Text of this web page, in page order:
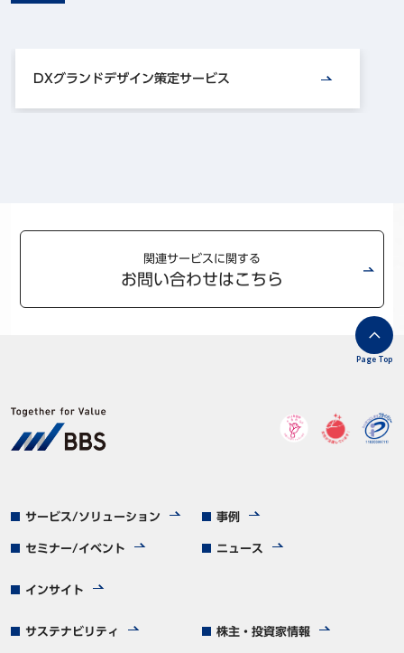
DXグランドデザイン策定サービス
関連サービスに関する
お問い合わせはこちら
サービス/ソリューション 事例
セミナー/イベント ニュース
インサイト
サステナビリティ 株主・投資家情報
Page Top